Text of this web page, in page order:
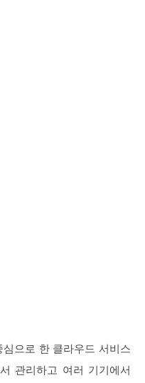
으로 한 클라우드 서비스
관리하고 여러 기기에서